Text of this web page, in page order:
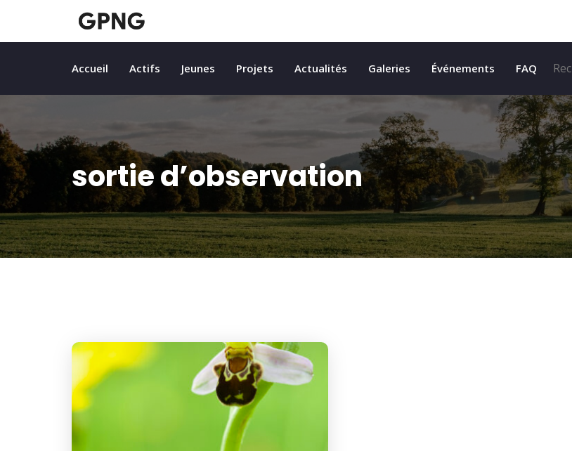
Accueil Actifs Jeunes Projets Actualités Galeries Événements FAQ
sortie d’observation